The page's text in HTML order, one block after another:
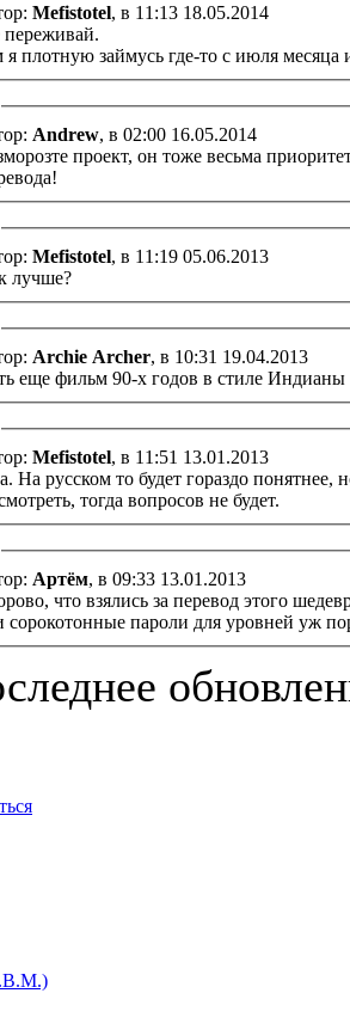
Mefistotel, в 11:13 18.05.2014
плотную займусь где-то с июля месяца
Andrew, в 02:00 16.05.2014
проект, он тоже весьма
Mefistotel, в 11:19 05.06.2013
лучше?
Archie Archer, в 10:31 19.04.2013
еще фильм 90-х годов в стиле
Mefistotel, в 11:51 13.01.2013
На русском то будет гораздо
тогда вопросов не будет.
Артём, в 09:33 13.01.2013
что взялись за перевод этого
сорокотонные пароли для уровней уж